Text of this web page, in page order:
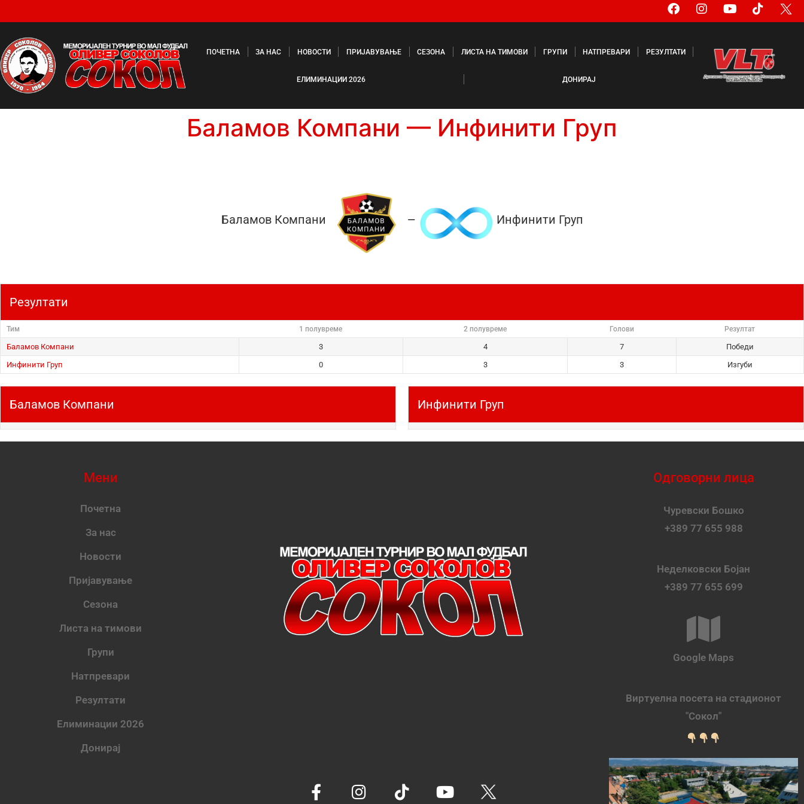
ПОЧЕТНА ЗА НАС НОВОСТИ ПРИЈАВУВАЊЕ СЕЗОНА ЛИСТА НА ТИМОВИ ГРУПИ НАТПРЕВАРИ РЕЗУЛТАТИ
ЕЛИМИНАЦИИ 2026 ДОНИРАЈ
Баламов Компани — Инфинити Груп
Баламов Компани — Инфинити Груп
Резултати
Тим 1 полувреме 2 полувреме Голови Резултат
Баламов Компани 3 4 7
Победи
Инфинити Груп
0 3 3 Изгуби
Баламов Компани Инфинити Груп
Мени
Почетна
За нас
Новости
Пријавување
Сезона
Листа на тимови
Групи
Натпревари
Резултати
Елиминации 2026
Донирај
Одговорни лица
Чуревски Бошко
+389 77 655 988
Неделковски Бојан
+389 77 655 699
Google Maps
Виртуелна посета на стадионот
"Сокол"